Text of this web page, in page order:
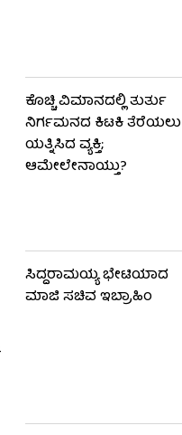
ಕೊಚ್ಚಿ ವಿಮಾನದಲ್ಲಿ ತುರ್ತು
ನಿರ್ಗಮನದ ಕಿಟಕಿ ತೆರೆಯಲು
ಯತ್ನಿಸಿದ ವ್ಯಕ್ತಿ;
ಆಮೇಲೇನಾಯ್ತು?
ಸಿದ್ದರಾಮಯ್ಯ ಭೇಟಿಯಾದ
ಮಾಜಿ ಸಚಿವ ಇಬ್ರಾಹಿಂ